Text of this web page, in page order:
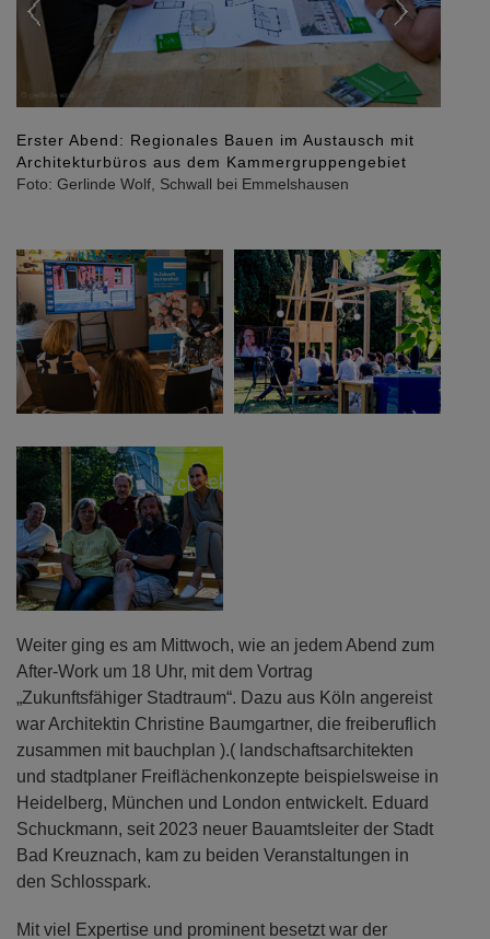
Erster Abend: Regionales Bauen im Austausch mit
Architekturbüros aus dem Kammergruppengebiet
Foto: Gerlinde Wolf, Schwall bei Emmelshausen
Weiter ging es am Mittwoch, wie an jedem Abend zum
After-Work um 18 Uhr, mit dem Vortrag
„Zukunftsfähiger Stadtraum“. Dazu aus Köln angereist
war Architektin Christine Baumgartner, die freiberuflich
zusammen mit bauchplan ).( landschaftsarchitekten
und stadtplaner Freiflächenkonzepte beispielsweise in
Heidelberg, München und London entwickelt. Eduard
Schuckmann, seit 2023 neuer Bauamtsleiter der Stadt
Bad Kreuznach, kam zu beiden Veranstaltungen in
den Schlosspark.
Mit viel Expertise und prominent besetzt war der